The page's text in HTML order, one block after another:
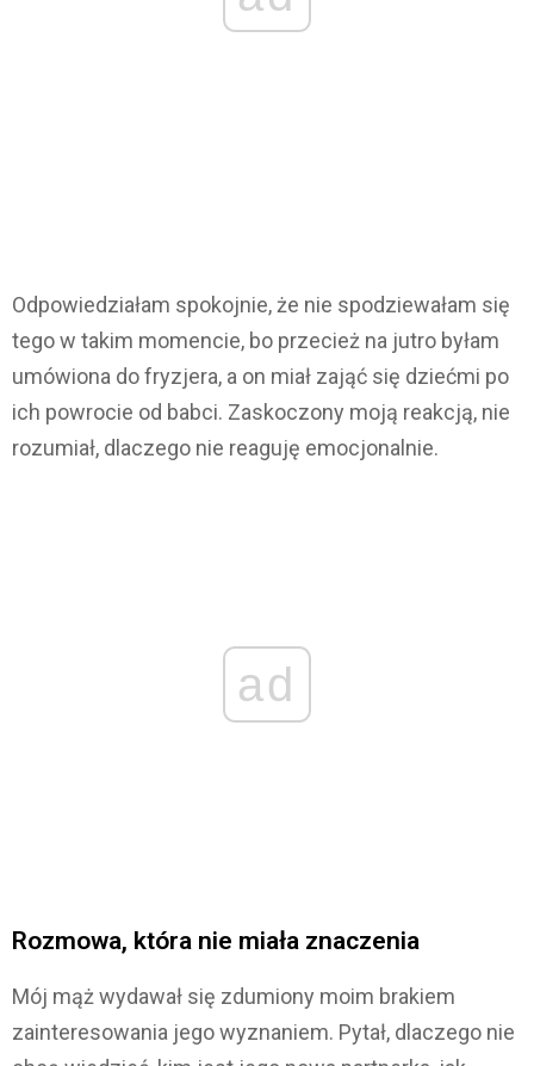
Odpowiedziałam spokojnie, że nie spodziewałam się
tego w takim momencie, bo przecież na jutro byłam
umówiona do fryzjera, a on miał zająć się dziećmi po
ich powrocie od babci. Zaskoczony moją reakcją, nie
rozumiał, dlaczego nie reaguję emocjonalnie.
ad
Rozmowa, która nie miała znaczenia
Mój mąż wydawał się zdumiony moim brakiem
zainteresowania jego wyznaniem. Pytał, dlaczego nie